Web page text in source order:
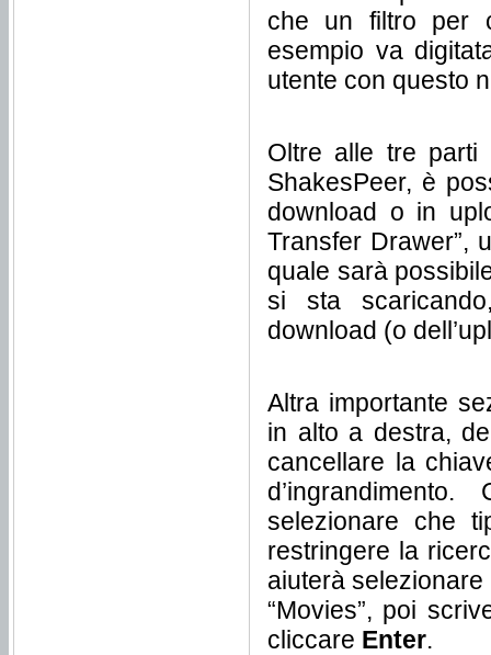
che un filtro per
esempio va
utente con questo
Oltre alle tre
ShakesPeer, è
download o in
Transfer Drawer”,
quale sarà
si sta
download (o
Altra importante
in alto a destra,
cancellare la
selezionare che
restringere la
aiuterà
“Movies”, poi
cliccare Enter.